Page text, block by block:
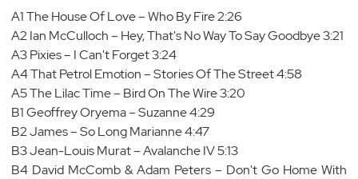
A1 The House Of Love – Who By Fire 2:26
A2 Ian McCulloch – Hey, That's No Way To Say Goodbye 3:21
A3 Pixies – I Can't Forget 3:24
A4 That Petrol Emotion – Stories Of The Street 4:58
A5 The Lilac Time – Bird On The Wire 3:20
B1 Geoffrey Oryema – Suzanne 4:29
B2 James – So Long Marianne 4:47
B3 Jean-Louis Murat – Avalanche IV 5:13
B4 David McComb & Adam Peters – Don't Go Home With